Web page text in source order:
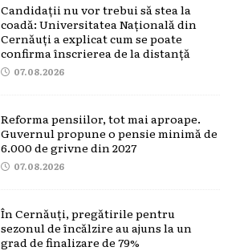
Candidații nu vor trebui să stea la
coadă: Universitatea Națională din
Cernăuți a explicat cum se poate
confirma înscrierea de la distanță
07.08.2026
Reforma pensiilor, tot mai aproape.
Guvernul propune o pensie minimă de
6.000 de grivne din 2027
07.08.2026
În Cernăuți, pregătirile pentru
sezonul de încălzire au ajuns la un
grad de finalizare de 79%